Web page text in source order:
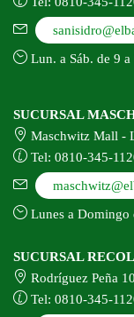
Lun. a Sáb. de 9
SUCURSAL
Maschwitz Mall -
Tel: 0810-345-
Lunes a Domingo
SUCURSAL
Rodríguez Peña
Tel: 0810-345-